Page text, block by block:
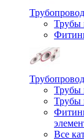
Трубы
Трубы
Трубы
Все